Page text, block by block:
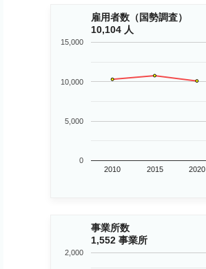
雇用者数（国勢調査）
10,104 人
2010 2015 2020
0
5,000
10,000
15,000
事業所数
1,552 事業所
2,000